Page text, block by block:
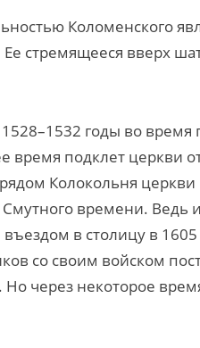
Коломенского
стремящееся вверх
годы во время
подклет церкви
Колокольня церкви
времени.
в столицу в
со своим войском
Но через некоторое